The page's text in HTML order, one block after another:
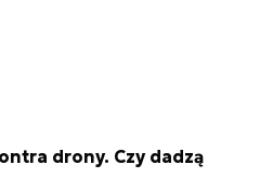
drony. Czy dadzą